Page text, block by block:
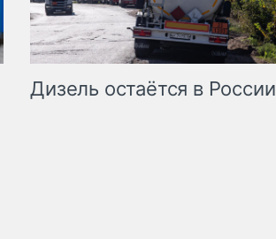
Дизель остаётся в России